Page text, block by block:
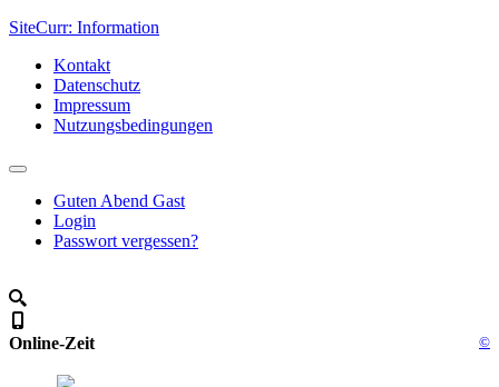
SiteCurr: Information
Kontakt
Datenschutz
Impressum
Nutzungsbedingungen
Guten Abend Gast
Login
Passwort vergessen?
Online-Zeit ©